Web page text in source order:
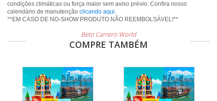
condições climáticas ou força maior sem aviso prévio. Confira nosso
calendário de manutenção clicando aqui.
Beto Carrero World
COMPRE TAMBÉM